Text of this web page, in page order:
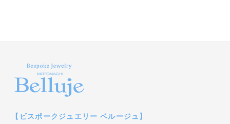
【ビスポークジュエリー ベルージュ】